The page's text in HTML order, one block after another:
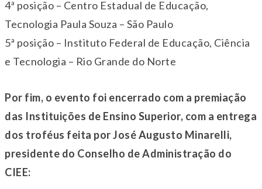
4ª posição – Centro Estadual de Educação,
Tecnologia Paula Souza – São Paulo
5ª posição – Instituto Federal de Educação, Ciência
e Tecnologia – Rio Grande do Norte
Por fim, o evento foi encerrado com a premiação
das Instituições de Ensino Superior, com a entrega
dos troféus feita por José Augusto Minarelli,
presidente do Conselho de Administração do
CIEE: